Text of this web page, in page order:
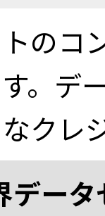
のコ
。デ
クレ
デー